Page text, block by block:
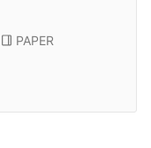
PAPER